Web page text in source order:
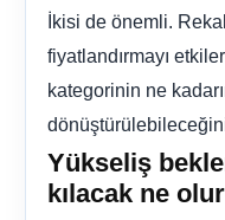
İkisi de önemli.
fiyatlandırmayı
kategorinin ne
Yükseliş
kılacak ne